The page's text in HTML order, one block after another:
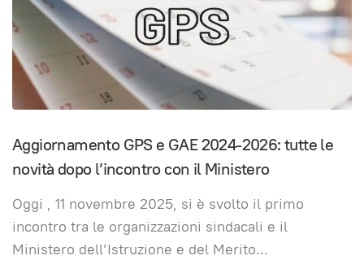
Aggiornamento GPS e GAE 2024-2026: tutte le
novità dopo l’incontro con il Ministero
Oggi , 11 novembre 2025, si è svolto il primo
incontro tra le organizzazioni sindacali e il
Ministero dell’Istruzione e del Merito...